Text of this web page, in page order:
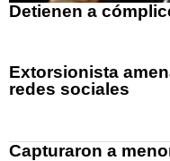
Detienen a
Extorsionista
redes sociales
Capturaron a